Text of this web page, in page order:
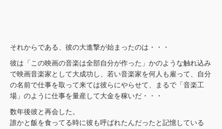
それからである、彼の大進撃が始まったのは・・・
彼は「この映画の音楽は全部自分が作った」かのような触れ込み
で映画音楽家として大成功し、若い音楽家を何人も雇って、自分
の名前で仕事を取って来ては彼らにやらせて、まるで「音楽工
場」のように仕事を量産して大金を稼いだ・・・
数年後彼と再会した。
誰かと飯を食ってる時に彼も呼ばれたんだったと記憶している